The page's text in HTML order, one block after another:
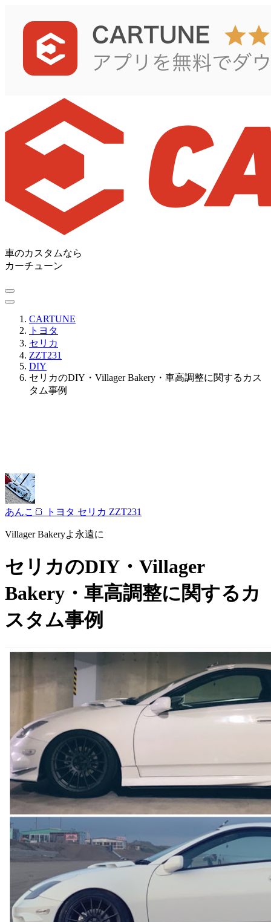
車のカスタムなら
カーチューン
CARTUNE
トヨタ
セリカ
ZZT231
DIY
セリカのDIY・Villager Bakery・車高調整に関するカス
タム事例
あんこ🍞 トヨタ セリカ ZZT231
Villager Bakeryよ永遠に
セリカのDIY・Villager
Bakery・車高調整に関するカ
スタム事例